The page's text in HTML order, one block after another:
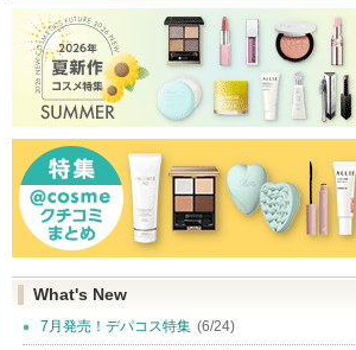
What's New
7月発売！デパコス特集 (6/24)